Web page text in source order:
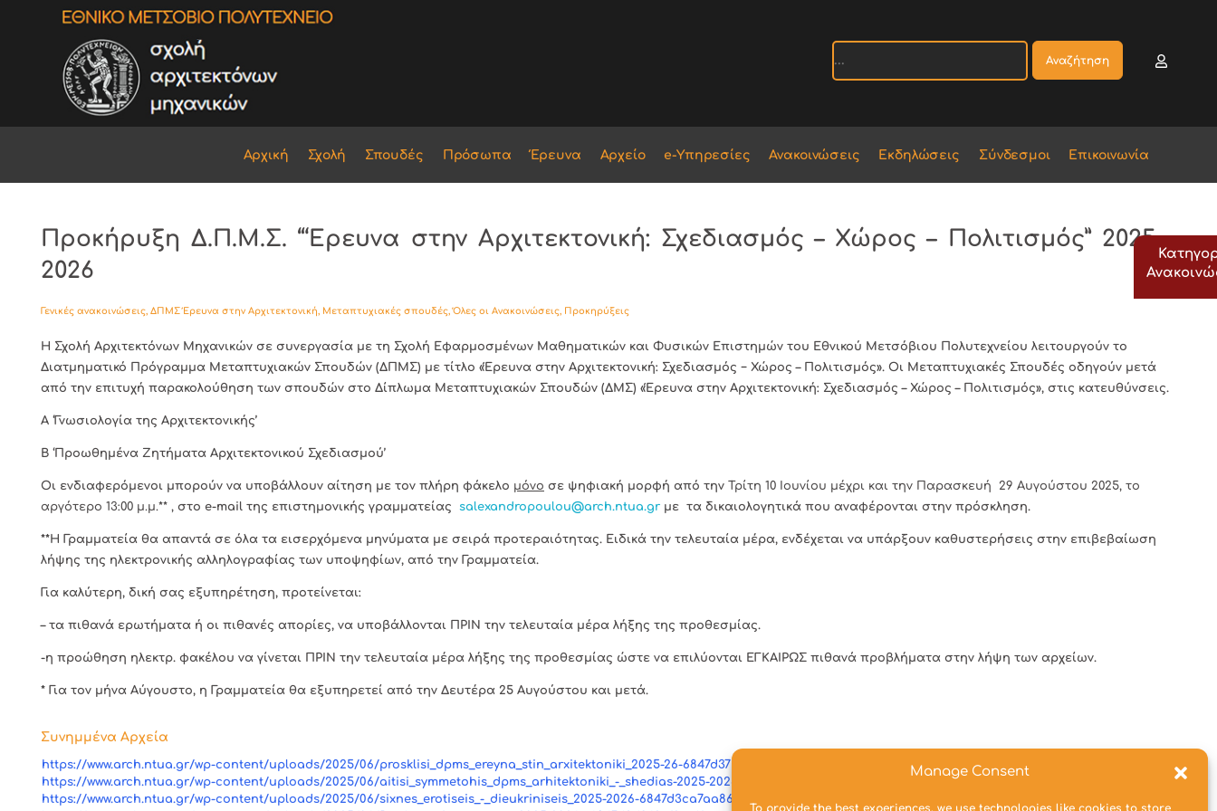
Manage Consent
To provide the best experiences, we use technologies like cookies to store
Αναζήτηση
Αρχική Σχολή Σπουδές Πρόσωπα Έρευνα Αρχείο e-Υπηρεσίες Ανακοινώσεις Εκδηλώσεις Σύνδεσμοι Επικοινωνία
Προκήρυξη Δ.Π.Μ.Σ. “‘Ερευνα στην Αρχιτεκτονική: Σχεδιασμός – Χώρος – Πολιτισμός” 2025 –
2026
Γενικές ανακοινώσεις, ΔΠΜΣ Έρευνα στην Αρχιτεκτονική, Μεταπτυχιακές σπουδές,Όλες οι Ανακοινώσεις, Προκηρύξεις
Η Σχολή Αρχιτεκτόνων Μηχανικών σε συνεργασία με τη Σχολή Εφαρμοσμένων Μαθηματικών και Φυσικών Επιστημών του Εθνικού Μετσόβιου Πολυτεχνείου λειτουργούν το
Διατμηματικό Πρόγραμμα Μεταπτυχιακών Σπουδών (ΔΠΜΣ) με τίτλο «Έρευνα στην Αρχιτεκτονική: Σχεδιασμός − Χώρος – Πολιτισμός». Οι Μεταπτυχιακές Σπουδές οδηγούν μετά
από την επιτυχή παρακολούθηση των σπουδών στο Δίπλωμα Μεταπτυχιακών Σπουδών (ΔΜΣ) «Έρευνα στην Αρχιτεκτονική: Σχεδιασμός – Χώρος – Πολιτισμός», στις κατευθύνσεις.
Α ‘Γνωσιολογία της Αρχιτεκτονικής’
Β ‘Προωθημένα Ζητήματα Αρχιτεκτονικού Σχεδιασμού’
Οι ενδιαφερόμενοι μπορούν να υποβάλλουν αίτηση με τον πλήρη φάκελο μόνο σε ψηφιακή μορφή από την
Τρίτη 10 Ιουνίου μέχρι και την Παρασκευή 29 Αυγούστου 2025, το
αργότερο 13:00 μ.μ.** , στο e-mail της επιστημονικής γραμματείας salexandropoulou@arch.ntua.gr με τα δικαιολογητικά που αναφέρονται στην πρόσκληση.
**Η Γραμματεία θα απαντά σε όλα τα εισερχόμενα μηνύματα με σειρά προτεραιότητας. Ειδικά την τελευταία μέρα, ενδέχεται να υπάρξουν καθυστερήσεις στην επιβεβαίωση
λήψης της ηλεκτρονικής αλληλογραφίας των υποψηφίων, από την Γραμματεία.
Για καλύτερη, δική σας εξυπηρέτηση, προτείνεται:
– τα πιθανά ερωτήματα ή οι πιθανές απορίες, να υποβάλλονται ΠΡΙΝ την τελευταία μέρα λήξης της προθεσμίας.
-η προώθηση ηλεκτρ. φακέλου να γίνεται ΠΡΙΝ την τελευταία μέρα λήξης της προθεσμίας ώστε να επιλύονται ΕΓΚΑΙΡΩΣ πιθανά προβλήματα στην λήψη των αρχείων.
* Για τον μήνα Αύγουστο, η Γραμματεία θα εξυπηρετεί από την Δευτέρα 25 Αυγούστου και μετά.
Συνημμένα Αρχεία
https://www.arch.ntua.gr/wp-content/uploads/2025/06/prosklisi_dpms_ereyna_stin_arxitektoniki_2025-26-6847d37b05bbb.pdf
https://www.arch.ntua.gr/wp-content/uploads/2025/06/aitisi_symmetohis_dpms_arhitektoniki_-_shedias-2025-2026-6847d38f23f73.pdf
https://www.arch.ntua.gr/wp-content/uploads/2025/06/sixnes_erotiseis_-_dieukriniseis_2025-2026-6847d3ca7aa86.pdf